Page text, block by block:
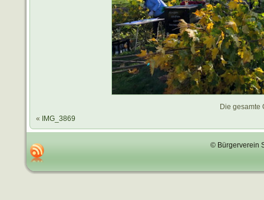
Die gesamte
«
IMG_3869
© Bürgerverein